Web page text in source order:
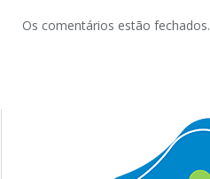
Os comentários estão fechados.